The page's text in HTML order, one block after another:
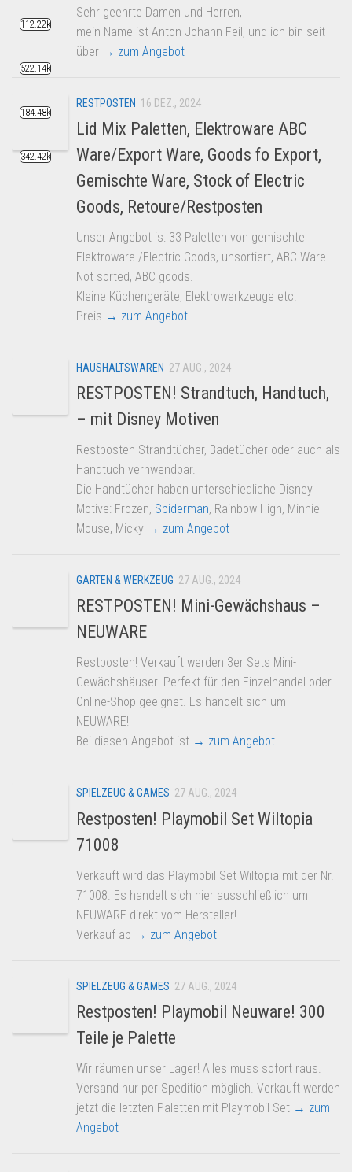
Sehr geehrte Damen und Herren,
mein Name ist Anton Johann Feil, und ich bin seit
über → zum Angebot
RESTPOSTEN 16 DEZ., 2024
Lid Mix Paletten, Elektroware ABC
Ware/Export Ware, Goods fo Export,
Gemischte Ware, Stock of Electric
Goods, Retoure/Restposten
Unser Angebot is: 33 Paletten von gemischte
Elektroware /Electric Goods, unsortiert, ABC Ware
Not sorted, ABC goods.
Kleine Küchengeräte, Elektrowerkzeuge etc.
Preis → zum Angebot
HAUSHALTSWAREN 27 AUG., 2024
RESTPOSTEN! Strandtuch, Handtuch,
– mit Disney Motiven
Restposten Strandtücher, Badetücher oder auch als
Handtuch vernwendbar.
Die Handtücher haben unterschiedliche Disney
Motive: Frozen, Spiderman, Rainbow High, Minnie
Mouse, Micky → zum Angebot
GARTEN & WERKZEUG 27 AUG., 2024
RESTPOSTEN! Mini-Gewächshaus –
NEUWARE
Restposten! Verkauft werden 3er Sets Mini-
Gewächshäuser. Perfekt für den Einzelhandel oder
Online-Shop geeignet. Es handelt sich um
NEUWARE!
Bei diesen Angebot ist → zum Angebot
SPIELZEUG & GAMES 27 AUG., 2024
Restposten! Playmobil Set Wiltopia
71008
Verkauft wird das Playmobil Set Wiltopia mit der Nr.
71008. Es handelt sich hier ausschließlich um
NEUWARE direkt vom Hersteller!
Verkauf ab → zum Angebot
SPIELZEUG & GAMES 27 AUG., 2024
Restposten! Playmobil Neuware! 300
Teile je Palette
Wir räumen unser Lager! Alles muss sofort raus.
Versand nur per Spedition möglich. Verkauft werden
jetzt die letzten Paletten mit Playmobil Set → zum
Angebot
112.22k
522.14k
184.48k
342.42k